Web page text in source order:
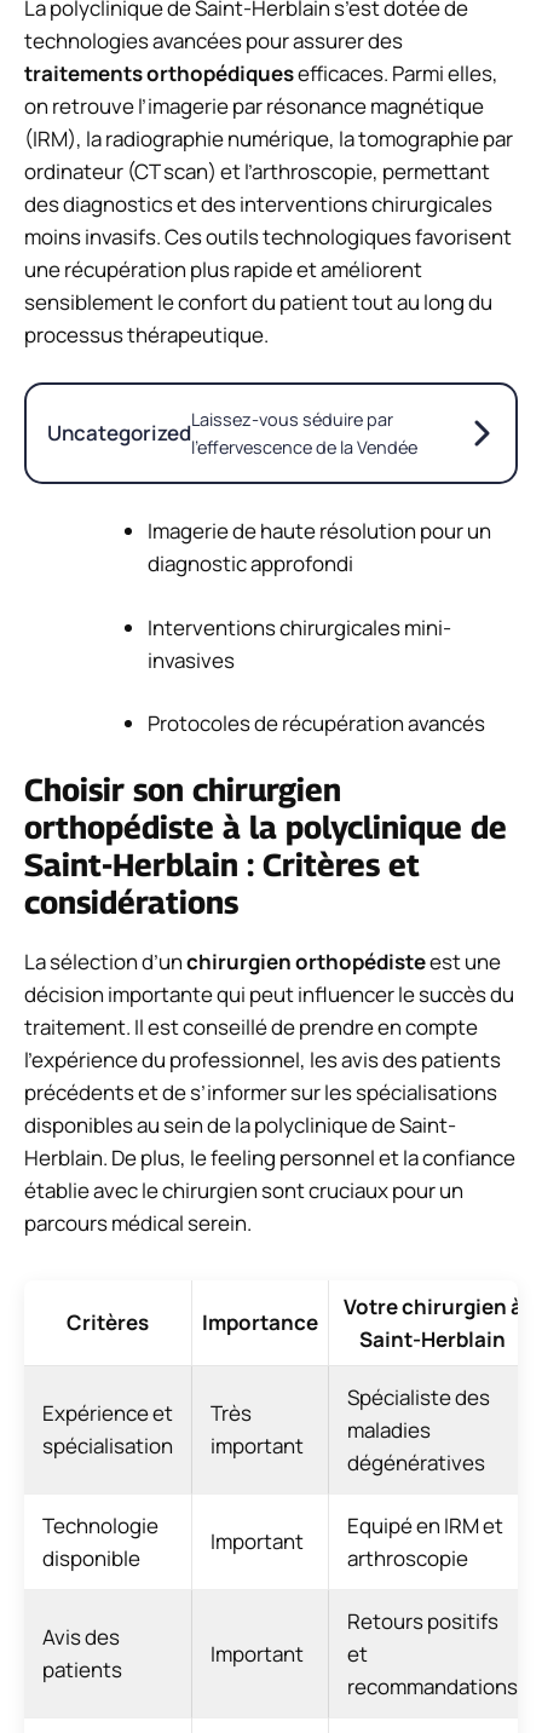
La polyclinique de Saint-Herblain s’est dotée de
technologies avancées pour assurer des
traitements orthopédiquesefficaces. Parmi elles,
on retrouve l’imagerie par résonance magnétique
(IRM), la radiographie numérique, la tomographie par
ordinateur (CT scan) et l’arthroscopie, permettant
des diagnostics et des interventions chirurgicales
moins invasifs. Ces outils technologiques favorisent
une récupération plus rapide et améliorent
sensiblement le confort du patient tout au long du
processus thérapeutique.
UncategorizedLaissez-vous séduire par
l’effervescence de la Vendée
Imagerie de haute résolution pour un
diagnostic approfondi
Interventions chirurgicales mini-
invasives
Protocoles de récupération avancés
Choisir son chirurgien
orthopédiste à la polyclinique de
Saint-Herblain : Critères et
considérations
La sélection d’unchirurgien orthopédisteest une
décision importante qui peut influencer le succès du
traitement. Il est conseillé de prendre en compte
l’expérience du professionnel, les avis des patients
précédents et de s’informer sur les spécialisations
disponibles au sein de la polyclinique de Saint-
Herblain. De plus, le feeling personnel et la confiance
établie avec le chirurgien sont cruciaux pour un
parcours médical serein.
Critères Importance
Votre chirurgien à
Saint-Herblain
Expérience et
spécialisation
Très
important
Spécialiste des
maladies
dégénératives
Technologie
disponible
Important
Equipé en IRM et
arthroscopie
Avis des
patients
Important
Retours positifs
et
recommandations